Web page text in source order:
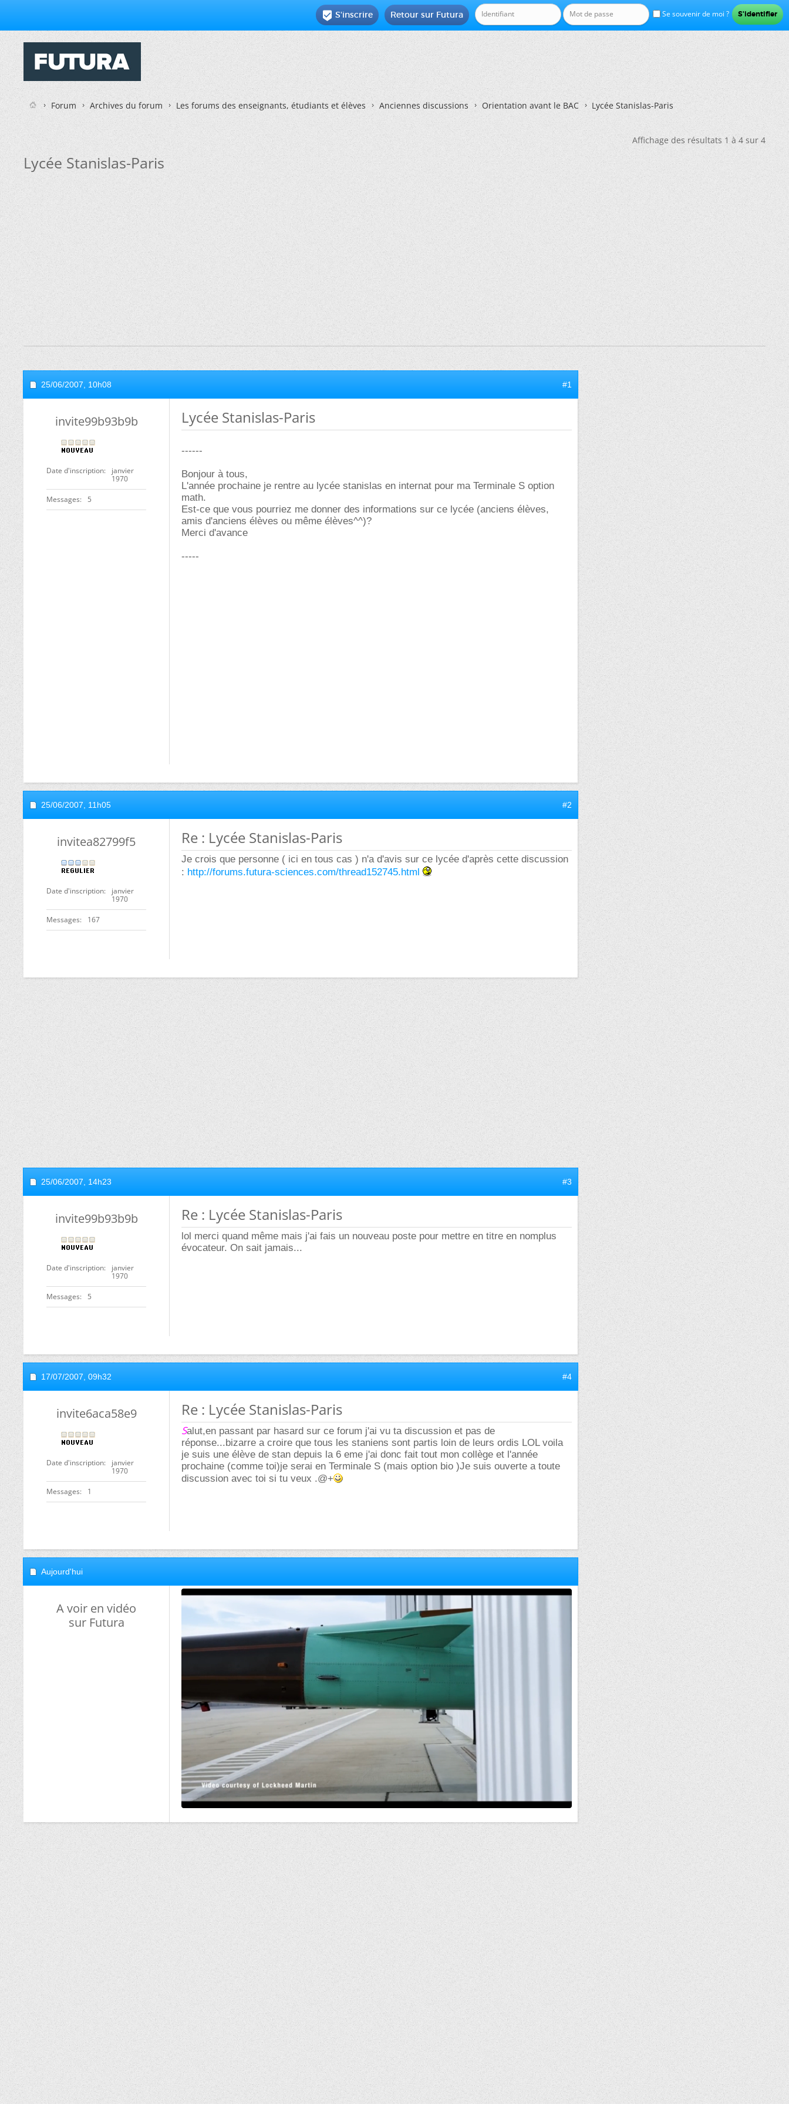
Se souvenir de moi ?
Retour sur Futura
 S'inscrire
Forum Archives du forum Les forums des enseignants, étudiants et élèves Anciennes discussions Orientation avant le BAC Lycée Stanislas-Paris
Affichage des résultats 1 à 4 sur 4
Lycée Stanislas-Paris
25/06/2007, 10h08 #1
invite99b93b9b
Date d'inscription
janvier
1970
Messages 5
Lycée Stanislas-Paris
------
Bonjour à tous,
L'année prochaine je rentre au lycée stanislas en internat pour ma Terminale S option
math.
Est-ce que vous pourriez me donner des informations sur ce lycée (anciens élèves,
amis d'anciens élèves ou même élèves^^)?
Merci d'avance
-----
25/06/2007, 11h05 #2
invitea82799f5
Date d'inscription
janvier
1970
Messages 167
Re : Lycée Stanislas-Paris
Je crois que personne ( ici en tous cas ) n'a d'avis sur ce lycée d'après cette discussion
: http://forums.futura-sciences.com/thread152745.html
25/06/2007, 14h23 #3
invite99b93b9b
Date d'inscription
janvier
1970
Messages 5
Re : Lycée Stanislas-Paris
lol merci quand même mais j'ai fais un nouveau poste pour mettre en titre en nomplus
évocateur. On sait jamais...
17/07/2007, 09h32 #4
invite6aca58e9
Date d'inscription
janvier
1970
Messages 1
Re : Lycée Stanislas-Paris
Salut,en passant par hasard sur ce forum j'ai vu ta discussion et pas de
réponse...bizarre a croire que tous les staniens sont partis loin de leurs ordis LOL voila
je suis une élève de stan depuis la 6 eme j'ai donc fait tout mon collège et l'année
prochaine (comme toi)je serai en Terminale S (mais option bio )Je suis ouverte a toute
discussion avec toi si tu veux .@+
Aujourd'hui
A voir en vidéo
sur Futura